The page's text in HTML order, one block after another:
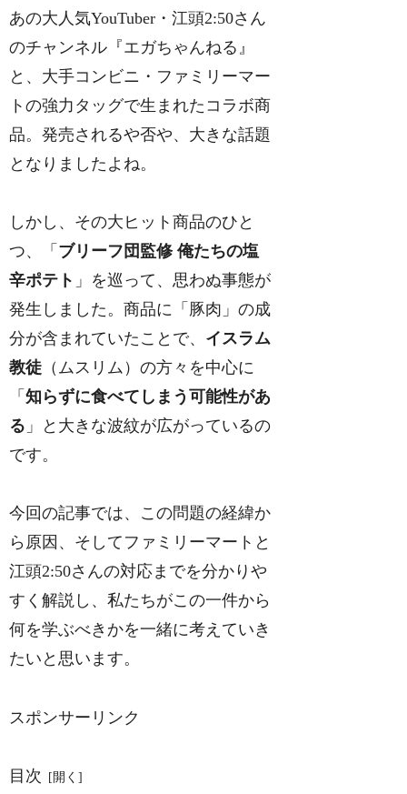
あの大人気YouTuber・江頭2:50さん
のチャンネル『エガちゃんねる』
と、大手コンビニ・ファミリーマー
トの強力タッグで生まれたコラボ商
品。発売されるや否や、大きな話題
となりましたよね。
しかし、その大ヒット商品のひと
つ、「 ブリーフ団監修 俺たちの塩
辛ポテト 」を巡って、思わぬ事態が
発生しました。商品に「豚肉」の成
分が含まれていたことで、 イスラム
教徒 （ムスリム）の方々を中心に
「知らずに食べてしまう可能性があ
る 」と大きな波紋が広がっているの
です。
今回の記事では、この問題の経緯か
ら原因、そしてファミリーマートと
江頭2:50さんの対応までを分かりや
すく解説し、私たちがこの一件から
何を学ぶべきかを一緒に考えていき
たいと思います。
スポンサーリンク
目次